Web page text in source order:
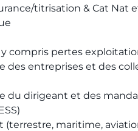
titrisation & Cat Nat
compris pertes
des entreprises et des
du dirigeant et des
(terrestre, maritime,